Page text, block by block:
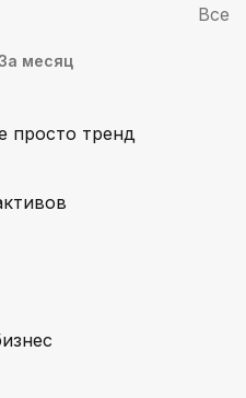
Все
месяц
просто тренд